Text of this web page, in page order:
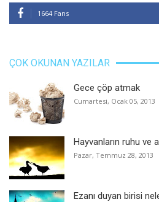
1664 Fans
ÇOK OKUNAN YAZILAR
Gece çöp atmak
Cumartesi, Ocak 05, 2013
Hayvanların ruhu ve
Pazar, Temmuz 28, 2013
Ezanı duyan birisi